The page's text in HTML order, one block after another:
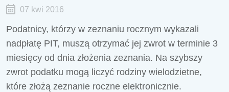
07 kwi 2016
Podatnicy, którzy w zeznaniu rocznym wykazali
nadpłatę PIT, muszą otrzymać jej zwrot w terminie 3
miesięcy od dnia złożenia zeznania. Na szybszy
zwrot podatku mogą liczyć rodziny wielodzietne,
które złożą zeznanie roczne elektronicznie.